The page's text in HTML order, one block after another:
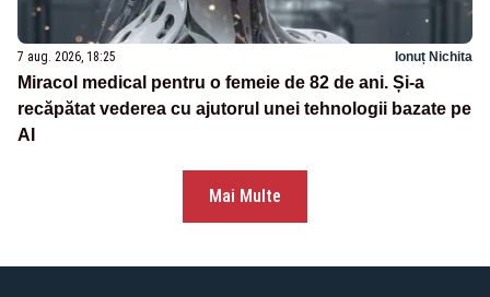
7 aug. 2026, 18:25 Ionuț Nichita
Miracol medical pentru o femeie de 82 de ani. Și-a
recăpătat vederea cu ajutorul unei tehnologii bazate pe
AI
Mai Multe